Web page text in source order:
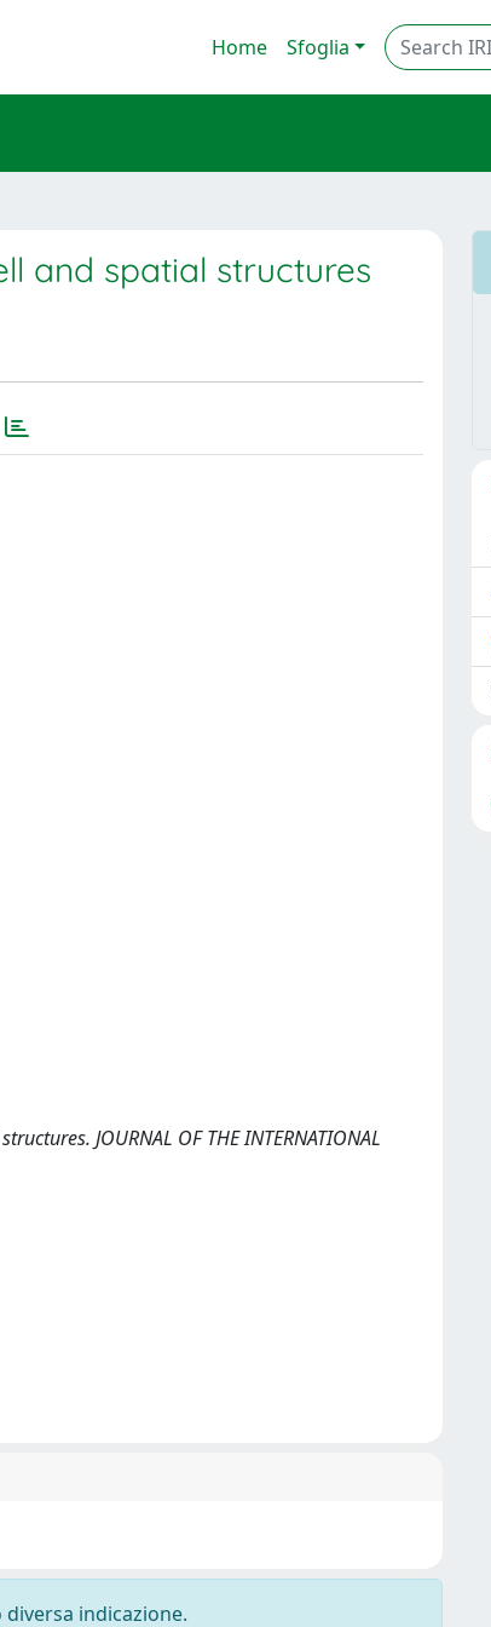
Home Sfoglia
and spatial structures
JOURNAL OF THE INTERNATIONAL
indicazione.